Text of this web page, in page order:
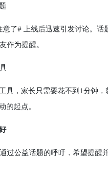
# 上线后迅速引发讨论。话
作为提醒。
，家长只需要花不到1分钟，
的起点。
公益话题的呼吁，希望提醒